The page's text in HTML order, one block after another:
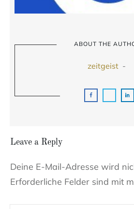
ABOUT THE
zeitgeist-
Leave a Reply
Deine E-Mail-Adresse wird
Erforderliche Felder sind mit